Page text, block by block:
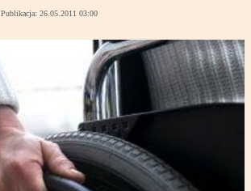
Publikacja: 26.05.2011 03:00